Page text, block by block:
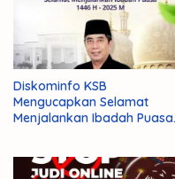
Diskominfo KSB
Mengucapkan Selamat
Menjalankan Ibadah Puasa